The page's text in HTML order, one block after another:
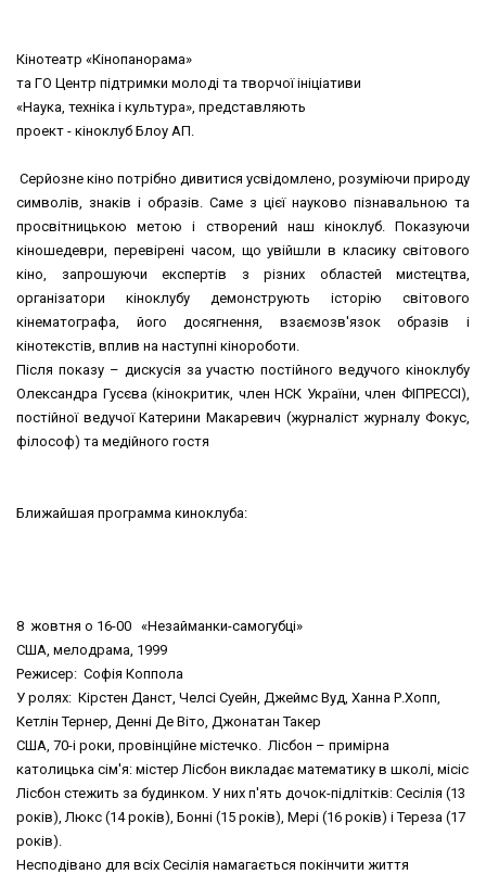
Кінотеатр «Кінопанорама»
та ГО Центр підтримки молоді та творчої ініціативи
«Наука, техніка і культура», представляють
проект - кіноклуб Блоу АП.
Серйозне кіно потрібно дивитися усвідомлено, розуміючи природу
символів, знаків і образів. Саме з цієї науково пізнавальною та
просвітницькою метою і створений наш кіноклуб. Показуючи
кіношедеври, перевірені часом, що увійшли в класику світового
кіно, запрошуючи експертів з різних областей мистецтва,
організатори кіноклубу демонструють історію світового
кінематографа, його досягнення, взаємозв'язок образів і
кінотекстів, вплив на наступні кінороботи.
Після показу – дискусія за участю постійного ведучого кіноклубу
Олександра Гусєва (кінокритик, член НСК України, член ФІПРЕССІ),
постійної ведучої Катерини Макаревич (журналіст журналу Фокус,
філософ) та медійного гостя
Ближайшая программа киноклуба:
8 жовтня о 16-00 «Незайманки-самогубці»
США, мелодрама, 1999
Режисер: Софія Коппола
У ролях: Кірстен Данст, Челсі Суейн, Джеймс Вуд, Ханна Р.Хопп,
Кетлін Тернер, Денні Де Віто, Джонатан Такер
США, 70-і роки, провінційне містечко. Лісбон – примірна
католицька сім'я: містер Лісбон викладає математику в школі, місіс
Лісбон стежить за будинком. У них п'ять дочок-підлітків: Сесілія (13
років), Люкс (14 років), Бонні (15 років), Мері (16 років) і Тереза (17
років).
Несподівано для всіх Сесілія намагається покінчити життя